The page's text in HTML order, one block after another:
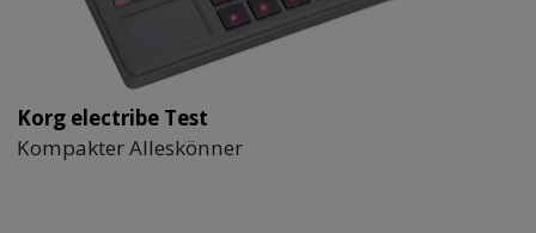
Korg electribe Test
Kompakter Alleskönner